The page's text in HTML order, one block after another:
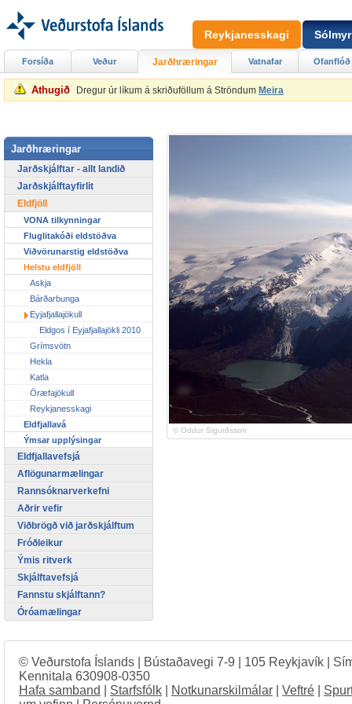
Athugið Dregur úr líkum á skriðuföllum á Ströndum Meira
© Oddur Sigurðsson
Forsíða Veður Jarðhræringar Vatnafar Ofanflóð
Jarðhræringar
Jarðskjálftar - allt landið
Jarðskjálftayfirlit
Eldfjöll
VONA tilkynningar
Fluglitakóði eldstöðva
Viðvörunarstig eldstöðva
Helstu eldfjöll
Askja
Bárðarbunga
Eyjafjallajökull
Eldgos í Eyjafjallajökli 2010
Grímsvötn
Hekla
Katla
Öræfajökull
Reykjanesskagi
Eldfjallavá
Ýmsar upplýsingar
Eldfjallavefsjá
Aflögunarmælingar
Rannsóknarverkefni
Aðrir vefir
Viðbrögð við jarðskjálftum
Fróðleikur
Ýmis ritverk
Skjálftavefsjá
Fannstu skjálftann?
Óróamælingar
Reykjanesskagi
© Veðurstofa Íslands | Bústaðavegi 7-9 | 105 Reykjavík |
Kennitala 630908-0350
Hafa samband
Starfsfólk Notkunarskilmálar Veftré